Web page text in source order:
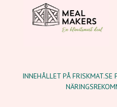
INNEHÅLLET PÅ FRISKMAT.SE